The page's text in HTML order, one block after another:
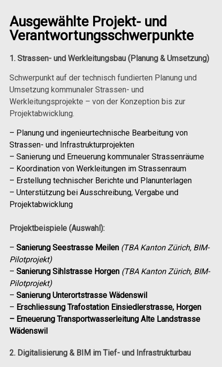
Ausgewählte Projekt- und
Verantwortungsschwerpunkte
1. Strassen- und Werkleitungsbau (Planung & Umsetzung)
Schwerpunkt auf der technisch fundierten Planung und
Umsetzung kommunaler Strassen- und
Werkleitungsprojekte – von der Konzeption bis zur
Projektabwicklung.
– Planung und ingenieurtechnische Bearbeitung von
Strassen- und Infrastrukturprojekten
– Sanierung und Erneuerung kommunaler Strassenräume
– Koordination von Werkleitungen im Strassenraum
– Erstellung technischer Berichte und Planunterlagen
– Unterstützung bei Ausschreibung, Vergabe und
Projektabwicklung
Projektbeispiele (Auswahl):
– Sanierung Seestrasse Meilen (TBA Kanton Zürich, BIM-
Pilotprojekt)
– Sanierung Sihlstrasse Horgen (TBA Kanton Zürich, BIM-
Pilotprojekt)
– Sanierung Unterortstrasse Wädenswil
– Erschliessung Trafostation Einsiedlerstrasse, Horgen
– Erneuerung Transportwasserleitung Alte Landstrasse
Wädenswil
2. Digitalisierung & BIM im Tief- und Infrastrukturbau